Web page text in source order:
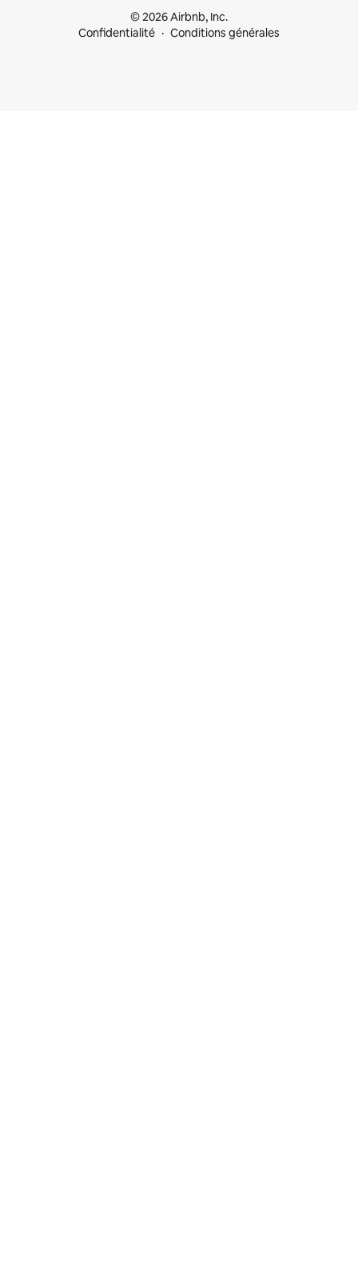
© 2026 Airbnb, Inc.
Confidentialité
Conditions générales